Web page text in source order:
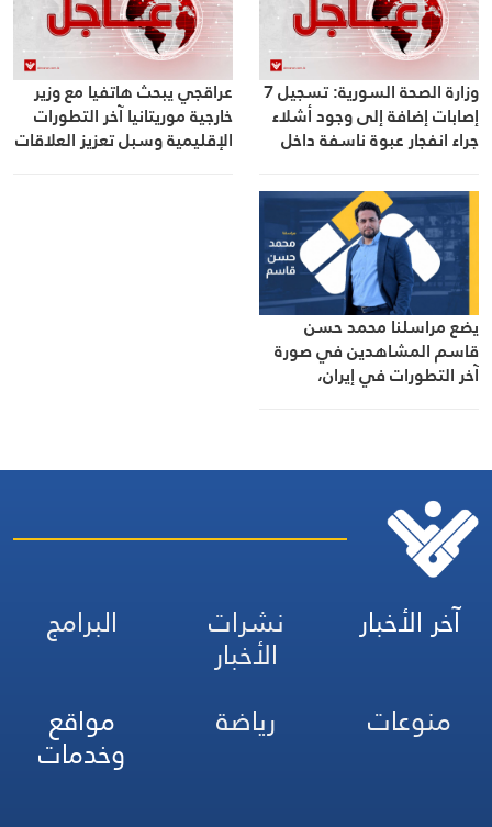
وزارة الصحة السورية: تسجيل 7
إصابات إضافة إلى وجود أشلاء
جراء انفجار عبوة ناسفة داخل
دمشق
عراقجي يبحث هاتفيا مع وزير
خارجية موريتانيا آخر التطورات
الإقليمية وسبل تعزيز العلاقات
يضع مراسلنا محمد حسن
قاسم المشاهدين في صورة
آخر التطورات في إيران،
الرسمية وأبرز التطورات ذات
الصلة بالشأنين الداخلي
والإقليمي
آخر الأخبار نشرات
الأخبار
البرامج
منوعات
رياضة مواقع
وخدمات